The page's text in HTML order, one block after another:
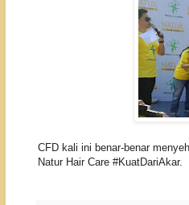
CFD kali ini benar-benar
Natur Hair Care #KuatDariAkar.